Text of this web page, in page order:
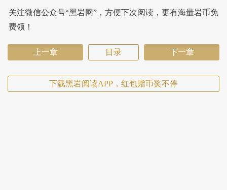
关注微信公众号“黑岩网”，方便下次阅读，更有海量岩币免
费领！
上一章 目录 下一章
下载黑岩阅读APP，红包赠币奖不停